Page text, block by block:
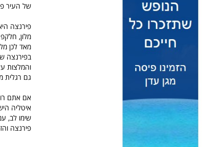
של העיר
פירנצה
מלון,
מאד לכן
בפירנצה
והמלצות
גם רגלית
אם אתם
איטליה
שימו לב,
פירנצה